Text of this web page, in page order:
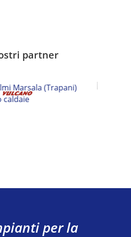
partner
per la